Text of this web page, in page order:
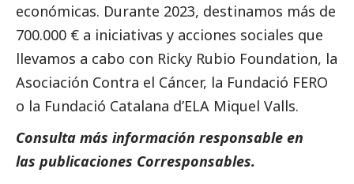
económicas. Durante 2023, destinamos más de
700.000 € a iniciativas y acciones sociales que
llevamos a cabo con Ricky Rubio Foundation, la
Asociación Contra el Cáncer, la Fundació FERO
o la Fundació Catalana d’ELA Miquel Valls.
Consulta más información responsable en
las publicaciones Corresponsables.